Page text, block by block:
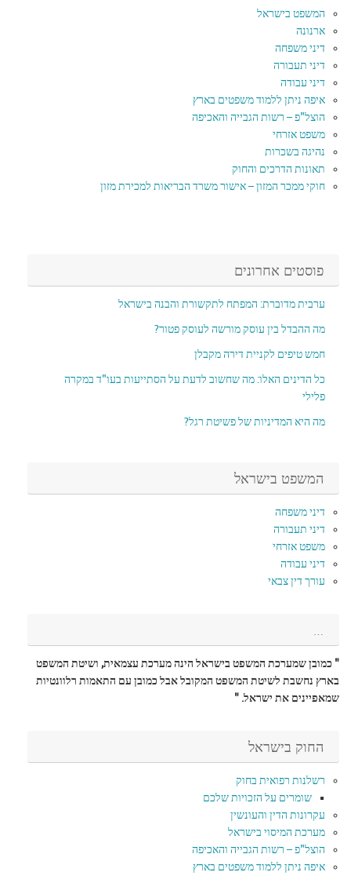
המשפט בישראל
ארנונה
דיני משפחה
דיני תעבורה
דיני עבודה
איפה ניתן ללמוד משפטים בארץ
הוצל"פ – רשות הגבייה והאכיפה
משפט אזרחי
נהיגה בשכרות
תאונות הדרכים והחוק
חוקי ממכר המזון – אישור משרד הבריאות למכירת מזון
פוסטים אחרונים
ערבית מדוברת: המפתח לתקשורת והבנה בישראל
מה ההבדל בין עוסק מורשה לעוסק פטור?
חמש טיפים לקניית דירה מקבלן
כל הדינים האלו: מה שחשוב לדעת על הסתייעות בעו"ד במקרה
פלילי
מה היא המדיניות של פשיטת רגל?
המשפט בישראל
דיני משפחה
דיני תעבורה
משפט אזרחי
דיני עבודה
עורך דין צבאי
…
" כמובן שמערכת המשפט בישראל הינה מערכת עצמאית, ושיטת המשפט
בארץ נחשבת לשיטת המשפט המקובל אבל כמובן עם התאמות רלוונטיות
שמאפיינים את ישראל. "
החוק בישראל
רשלנות רפואית בחוק
שומרים על הזכויות שלכם
עקרונות הדין והעונשין
מערכת המיסוי בישראל
הוצל"פ – רשות הגבייה והאכיפה
איפה ניתן ללמוד משפטים בארץ